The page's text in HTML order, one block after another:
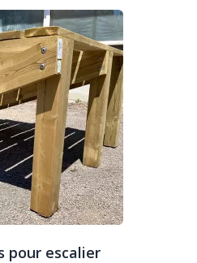
pour escalier